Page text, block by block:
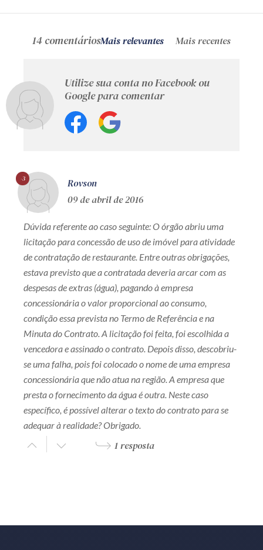
14 comentáriosMais relevantes Mais recentes
Utilize sua conta no Facebook ou
Google para comentar
-3
Rovson
09 de abril de 2016
Dúvida referente ao caso seguinte: O órgão abriu uma
licitação para concessão de uso de imóvel para atividade
de contratação de restaurante. Entre outras obrigações,
estava previsto que a contratada deveria arcar com as
despesas de extras (água), pagando à empresa
concessionária o valor proporcional ao consumo,
condição essa prevista no Termo de Referência e na
Minuta do Contrato. A licitação foi feita, foi escolhida a
vencedora e assinado o contrato. Depois disso, descobriu-
se uma falha, pois foi colocado o nome de uma empresa
concessionária que não atua na região. A empresa que
presta o fornecimento da água é outra. Neste caso
específico, é possível alterar o texto do contrato para se
adequar à realidade? Obrigado.
1 resposta